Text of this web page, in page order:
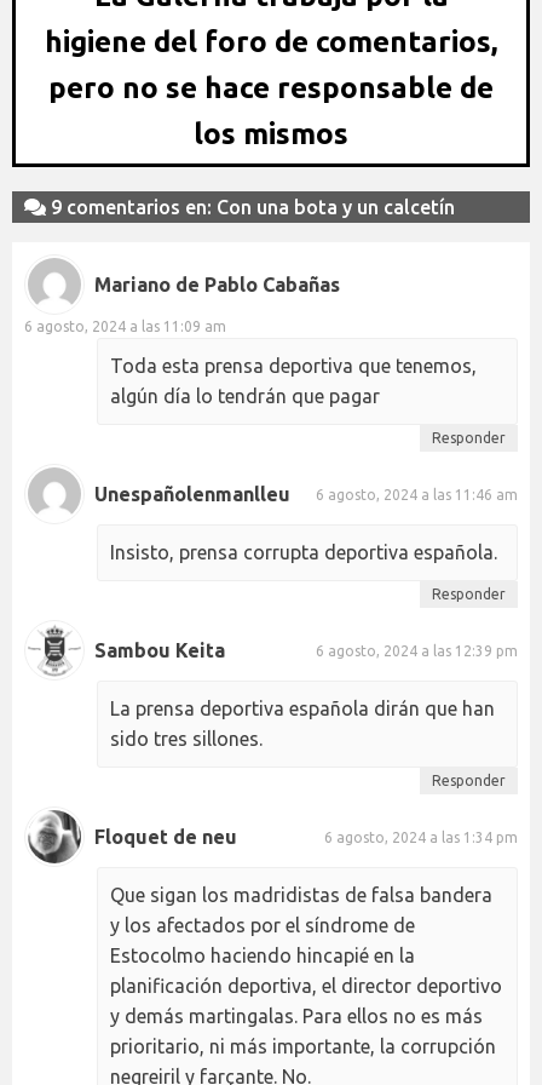
higiene del foro de comentarios,
pero no se hace responsable de
los mismos
9 comentarios en: Con una bota y un calcetín
Mariano de Pablo Cabañas
6 agosto, 2024 a las 11:09 am
Toda esta prensa deportiva que tenemos,
algún día lo tendrán que pagar
Responder
Unespañolenmanlleu 6 agosto, 2024 a las 11:46 am
Insisto, prensa corrupta deportiva española.
Responder
Sambou Keita 6 agosto, 2024 a las 12:39 pm
La prensa deportiva española dirán que han
sido tres sillones.
Responder
Floquet de neu 6 agosto, 2024 a las 1:34 pm
Que sigan los madridistas de falsa bandera
y los afectados por el síndrome de
Estocolmo haciendo hincapié en la
planificación deportiva, el director deportivo
y demás martingalas. Para ellos no es más
prioritario, ni más importante, la corrupción
negreiril y farçante. No.